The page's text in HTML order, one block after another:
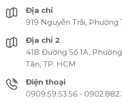
Địa chỉ
919 Nguyễn Trãi, Phường
Địa chỉ 2
41B Đường Số 1A,
Tân, TP. HCM
Điện thoại
0909.59.53.56 -